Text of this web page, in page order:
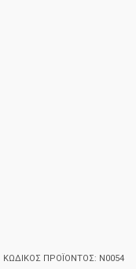
ΚΩΔΙΚΌΣ ΠΡΟΪΌΝΤΟΣ: N0054